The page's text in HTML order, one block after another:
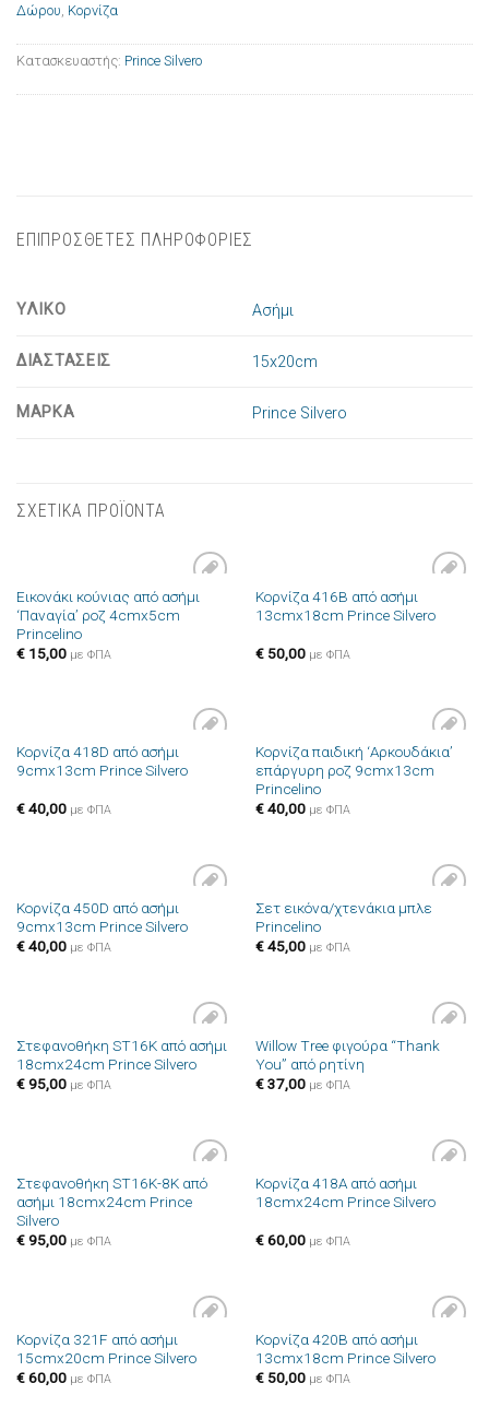
Δώρου Κορνίζα
Κατασκευαστής: Prince Silvero
ΕΠΙΠΡΟΣΘΕΤΕΣ ΠΛΗΡΟΦΟΡΙΕΣ
ΥΛΙΚΟ Ασήμι
ΔΙΑΣΤΑΣΕΙΣ 15x20cm
ΜΑΡΚΑ Prince Silvero
ΣΧΕΤΙΚΑ ΠΡΟΪΟΝΤΑ
Πρόσθήκη
στην λίστα
Εικονάκι κούνιας από ασήμι
‘Παναγία’ ροζ 4cmx5cm
Princelino
€15,00 με ΦΠΑ
Πρόσθήκη
στην λίστα
Κορνίζα 416B από ασήμι
13cmx18cm Prince Silvero
€50,00 με ΦΠΑ
Πρόσθήκη
στην λίστα
Κορνίζα 418D από ασήμι
9cmx13cm Prince Silvero
€40,00 με ΦΠΑ
Πρόσθήκη
στην λίστα
Κορνίζα παιδική ‘Αρκουδάκια’
επάργυρη ροζ 9cmx13cm
Princelino
€40,00 με ΦΠΑ
Πρόσθήκη
στην λίστα
Κορνίζα 450D από ασήμι
9cmx13cm Prince Silvero
€40,00 με ΦΠΑ
Πρόσθήκη
Σετ εικόνα/χτενάκια μπλε
Princelino
€45,00 με ΦΠΑ
Πρόσθήκη
στην λίστα
Στεφανοθήκη ST16K από ασήμι
18cmx24cm Prince Silvero
€95,00 με ΦΠΑ
Πρόσθήκη
Willow Tree φιγούρα “Thank
You” από ρητίνη
€37,00 με ΦΠΑ
Πρόσθήκη
στην λίστα
Στεφανοθήκη ST16K-8K από
ασήμι 18cmx24cm Prince
Silvero
€95,00 με ΦΠΑ
Πρόσθήκη
στην λίστα
Κορνίζα 418A από ασήμι
18cmx24cm Prince Silvero
€60,00 με ΦΠΑ
Πρόσθήκη
στην λίστα
Κορνίζα 321F από ασήμι
15cmx20cm Prince Silvero
€60,00 με ΦΠΑ
Πρόσθήκη
στην λίστα
Κορνίζα 420B από ασήμι
13cmx18cm Prince Silvero
€50,00 με ΦΠΑ